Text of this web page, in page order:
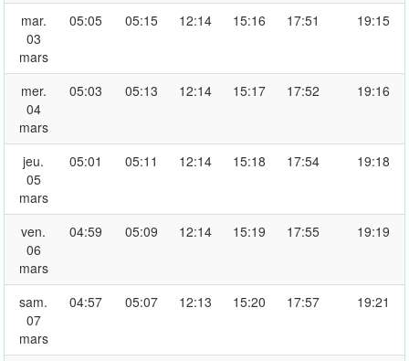
mar.
03
mars
05:05 05:15 12:14 15:16 17:51 19:15
mer.
04
mars
05:03 05:13 12:14 15:17 17:52 19:16
jeu.
05
mars
05:01 05:11 12:14 15:18 17:54 19:18
ven.
06
mars
04:59 05:09 12:14 15:19 17:55 19:19
sam.
07
mars
04:57 05:07 12:13 15:20 17:57 19:21